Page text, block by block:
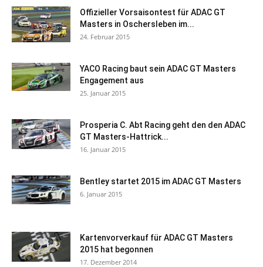
Offizieller Vorsaisontest für ADAC GT
Masters in Oschersleben im...
24. Februar 2015
YACO Racing baut sein ADAC GT Masters
Engagement aus
25. Januar 2015
Prosperia C. Abt Racing geht den den ADAC
GT Masters-Hattrick...
16. Januar 2015
Bentley startet 2015 im ADAC GT Masters
6. Januar 2015
Kartenvorverkauf für ADAC GT Masters
2015 hat begonnen
17. Dezember 2014